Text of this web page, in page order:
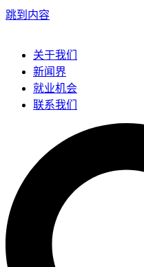
跳到内容
关于我们
新闻界
就业机会
联系我们